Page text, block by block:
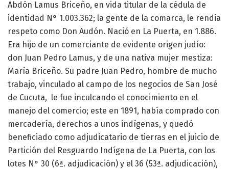
Abdón Lamus Briceño, en vida titular de la cédula de
identidad N° 1.003.362; la gente de la comarca, le rendia
respeto como Don Audón. Nació en La Puerta, en 1.886.
Era hijo de un comerciante de evidente origen judío:
don Juan Pedro Lamus, y de una nativa mujer mestiza:
María Briceño. Su padre Juan Pedro, hombre de mucho
trabajo, vinculado al campo de los negocios de San José
de Cucuta, le fue inculcando el conocimiento en el
manejo del comercio; este en 1891, había comprado con
mercadería, derechos a unos indígenas, y quedó
beneficiado como adjudicatario de tierras en el juicio de
Partición del Resguardo Indígena de La Puerta, con los
lotes N° 30 (6ª. adjudicación) y el 36 (53ª. adjudicación),